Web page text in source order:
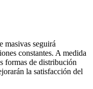
masivas seguirá
constantes. A medida
formas de distribución
la satisfacción del